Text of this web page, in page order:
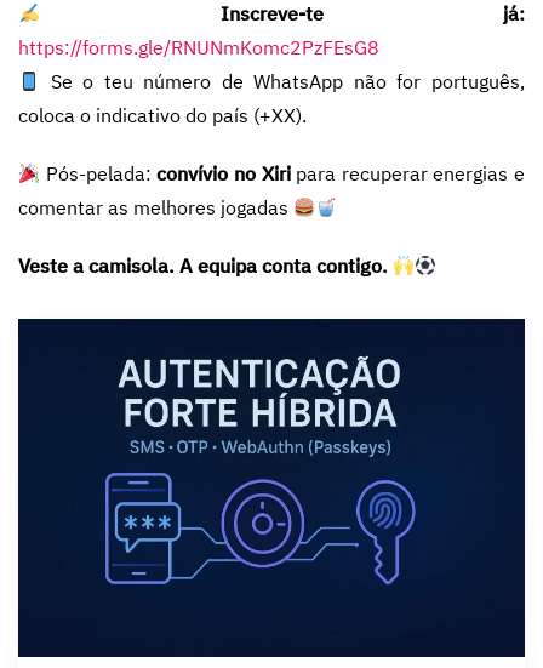
Inscreve-te já:
https://forms.gle/RNUNmKomc2PzFEsG8
Se o teu número de WhatsApp não for português,
coloca o indicativo do país (+XX).
Pós-pelada:convívio no Xiripara recuperar energias e
comentar as melhores jogadas
Veste a camisola. A equipa conta contigo.